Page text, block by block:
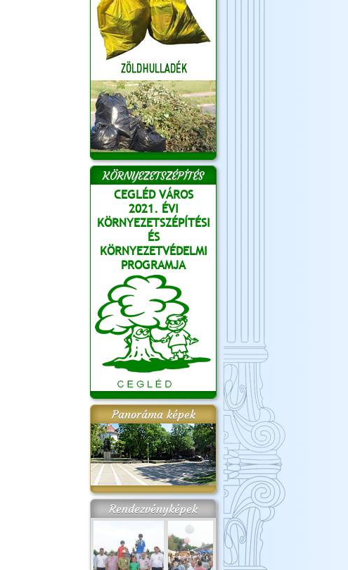
KÖRNYEZETSZÉPÍTÉS
CEGLÉD VÁROS
2021. ÉVI
KÖRNYEZETSZÉPÍTÉSI
ÉS
KÖRNYEZETVÉDELMI
PROGRAMJA
Panoráma képek
Rendezvényképek